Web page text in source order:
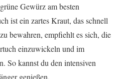
Gewürz am besten
ist ein zartes Kraut, das schnell
bewahren, empfiehlt es sich, die
einzuwickeln und im
So kannst du den intensiven
genießen.